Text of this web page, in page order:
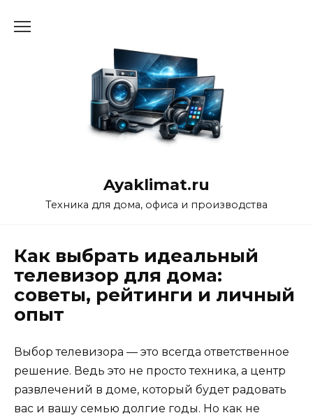
Ayaklimat.ru
Техника для дома, офиса и производства
Как выбрать идеальный
телевизор для дома:
советы, рейтинги и личный
опыт
Выбор телевизора — это всегда ответственное
решение. Ведь это не просто техника, а центр
развлечений в доме, который будет радовать
вас и вашу семью долгие годы. Но как не